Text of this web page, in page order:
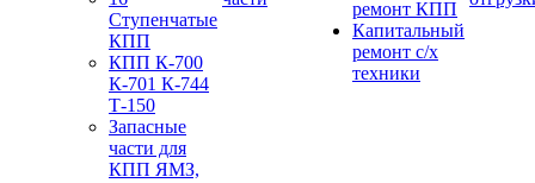
Ступенчатые
КПП
КПП К-700
К-701 К-744
Т-150
Запасные
части для
КПП ЯМЗ,
ремонт КПП
Капитальный
ремонт с/х
техники